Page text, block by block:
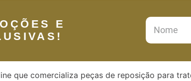
E
que comercializa peças de reposição para